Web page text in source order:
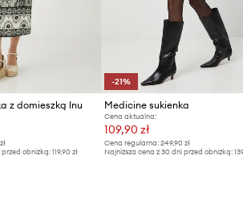
z domieszką lnu
przed obniżką: 119,90 zł
-21%
Medicine sukienka
Cena aktualna:
109,90 zł
Cena regularna:249,90 zł
Najniższa cena z 30 dni przed obniżką: